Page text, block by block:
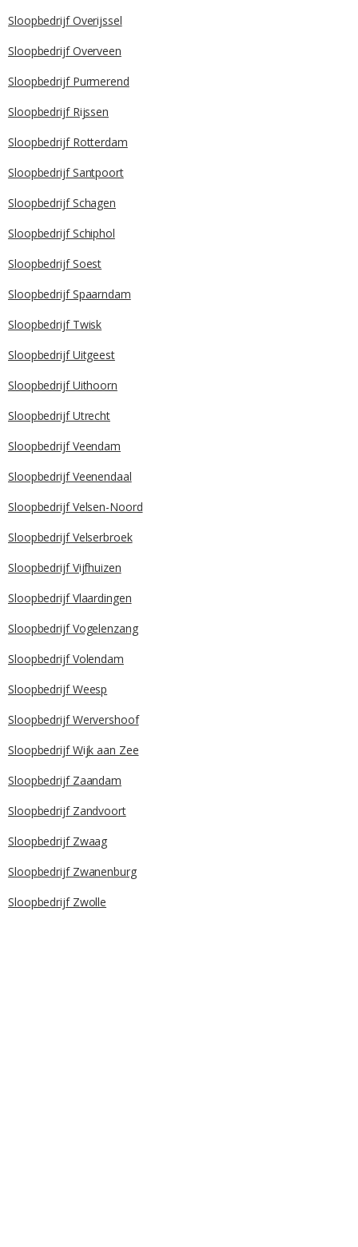
Sloopbedrijf Overijssel
Sloopbedrijf Overveen
Sloopbedrijf Purmerend
Sloopbedrijf Rijssen
Sloopbedrijf Rotterdam
Sloopbedrijf Santpoort
Sloopbedrijf Schagen
Sloopbedrijf Schiphol
Sloopbedrijf Soest
Sloopbedrijf Spaarndam
Sloopbedrijf Twisk
Sloopbedrijf Uitgeest
Sloopbedrijf Uithoorn
Sloopbedrijf Utrecht
Sloopbedrijf Veendam
Sloopbedrijf Veenendaal
Sloopbedrijf Velsen-Noord
Sloopbedrijf Velserbroek
Sloopbedrijf Vijfhuizen
Sloopbedrijf Vlaardingen
Sloopbedrijf Vogelenzang
Sloopbedrijf Volendam
Sloopbedrijf Weesp
Sloopbedrijf Wervershoof
Sloopbedrijf Wijk aan Zee
Sloopbedrijf Zaandam
Sloopbedrijf Zandvoort
Sloopbedrijf Zwaag
Sloopbedrijf Zwanenburg
Sloopbedrijf Zwolle